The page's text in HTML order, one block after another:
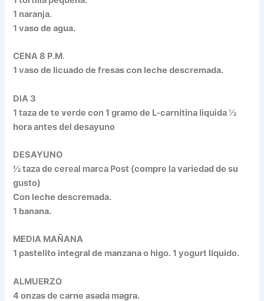
1 naranja.
1 vaso de agua.
CENA 8 P.M.
1 vaso de licuado de fresas con leche descremada.
DIA 3
1 taza de te verde con 1 gramo de L-carnitina liquida ½
hora antes del desayuno
DESAYUNO
½ taza de cereal marca Post (compre la variedad de su
gusto)
Con leche descremada.
1 banana.
MEDIA MAÑANA
1 pastelito integral de manzana o higo. 1 yogurt liquido.
ALMUERZO
4 onzas de carne asada magra.